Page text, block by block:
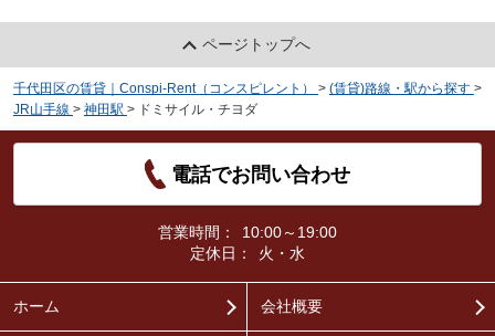
ページトップへ
千代田区の賃貸｜Conspi-Rent（コンスピレント） > (賃貸)路線・駅から探す >
JR山手線 > 神田駅 > ドミサイル・チヨダ
電話でお問い合わせ
営業時間：
10:00～19:00
定休日：
火・水
ホーム 会社概要